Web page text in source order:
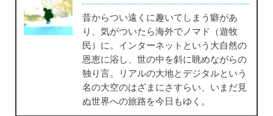
昔からつい遠くに趣いてしまう癖があ
り、気がついたら海外でノマド（遊牧
民）に。インターネットという大自然の
恩恵に浴し、世の中を斜に眺めながらの
独り言。リアルの大地とデジタルという
名の大空のはざまにさすらい、いまだ見
ぬ世界への旅路を今日もゆく。